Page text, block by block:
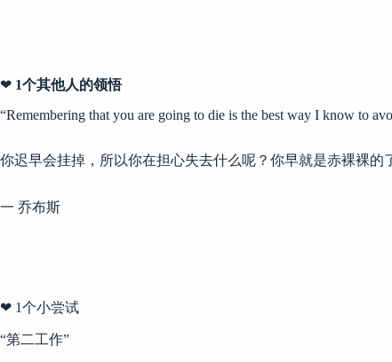
❤ 1个其他人的领悟
“Remembering that you are going to die is the best way I know to
你迟早会挂掉，所以你在担心失去什么呢？你早就是赤裸裸的
一 乔布斯
❤ 1个小尝试
“第二工作”